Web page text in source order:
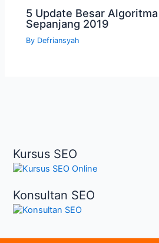
5 Update Besar
Sepanjang 2019
By Defriansyah
Kursus SEO
Konsultan SEO